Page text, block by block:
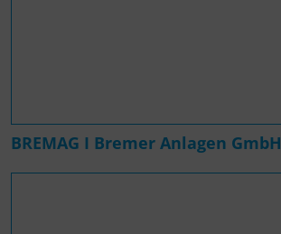
BREMAG I Bremer Anlagen GmbH